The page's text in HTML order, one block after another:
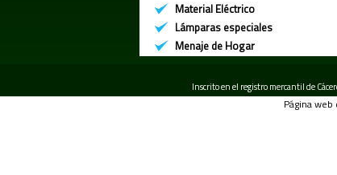
Material Eléctrico
Lámparas especiales
Menaje de Hogar
Inscrito en el registro mercantil de
Página